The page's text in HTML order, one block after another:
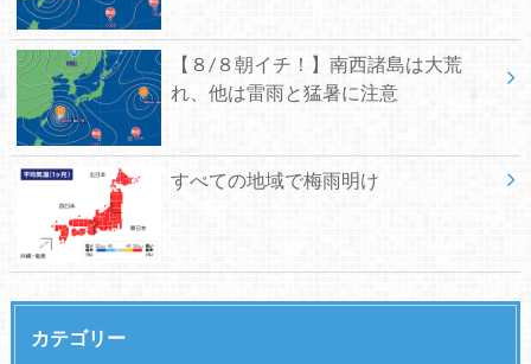
【８/８朝イチ！】南西諸島は大荒
れ、他は雷雨と猛暑に注意
すべての地域で梅雨明け
カテゴリー